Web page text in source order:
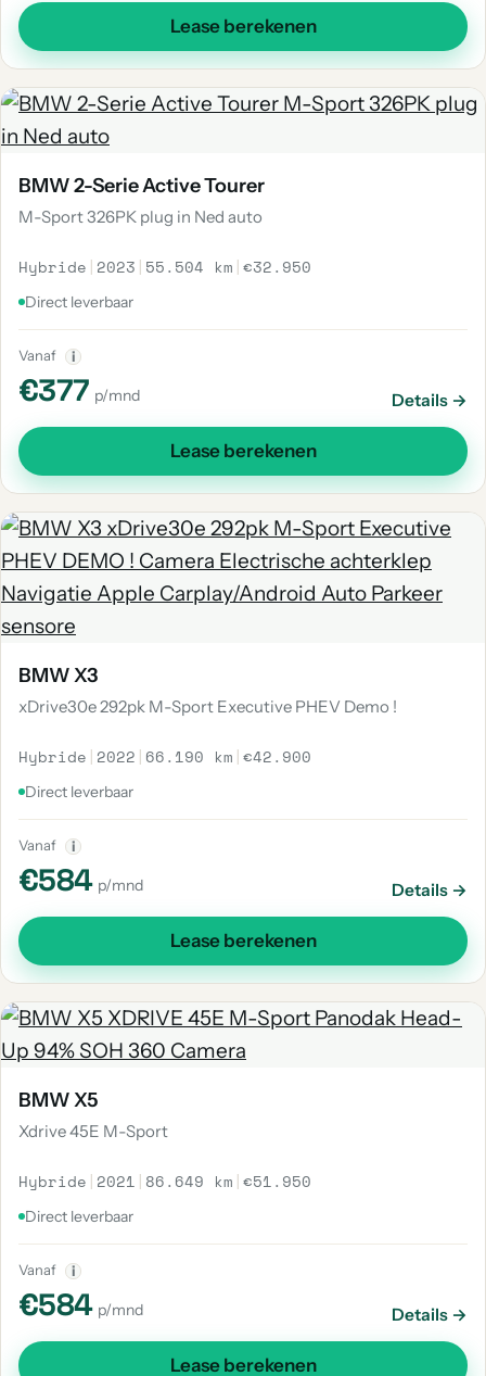
Lease berekenen
BMW 2-Serie Active Tourer
M-Sport 326PK plug in Ned auto
Hybride | 2023 | 55.504 km |€32.950
Direct leverbaar
Vanaf i
€377 p/mnd Details →
Lease berekenen
BMW X3
xDrive30e 292pk M-Sport Executive PHEV Demo !
Hybride | 2022 | 66.190 km |€42.900
Direct leverbaar
Vanaf i
€584 p/mnd Details →
Lease berekenen
BMW X5
Xdrive 45E M-Sport
Hybride | 2021 | 86.649 km |€51.950
Direct leverbaar
Vanaf i
€584 p/mnd Details →
Lease berekenen